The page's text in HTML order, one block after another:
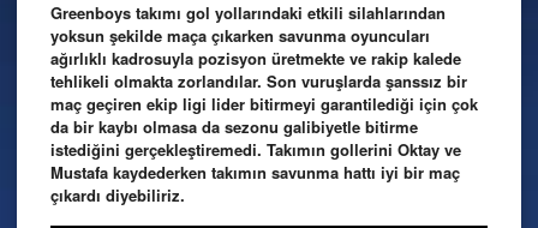
Greenboys takımı gol yollarındaki etkili silahlarından
yoksun şekilde maça çıkarken savunma oyuncuları
ağırlıklı kadrosuyla pozisyon üretmekte ve rakip kalede
tehlikeli olmakta zorlandılar. Son vuruşlarda şanssız bir
maç geçiren ekip ligi lider bitirmeyi garantilediği için çok
da bir kaybı olmasa da sezonu galibiyetle bitirme
istediğini gerçekleştiremedi. Takımın gollerini Oktay ve
Mustafa kaydederken takımın savunma hattı iyi bir maç
çıkardı diyebiliriz.